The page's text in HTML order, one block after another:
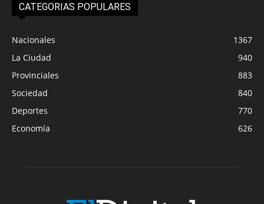
CATEGORIAS POPULARES
Nacionales
1367
La Ciudad
940
Provinciales
883
Sociedad
840
Deportes
770
Economía
626